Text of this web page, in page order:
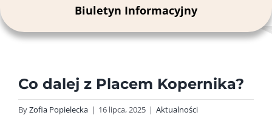
Biuletyn Informacyjny
Co dalej z Placem Kopernika?
ByZofia Popielecka | 16 lipca, 2025 | Aktualności